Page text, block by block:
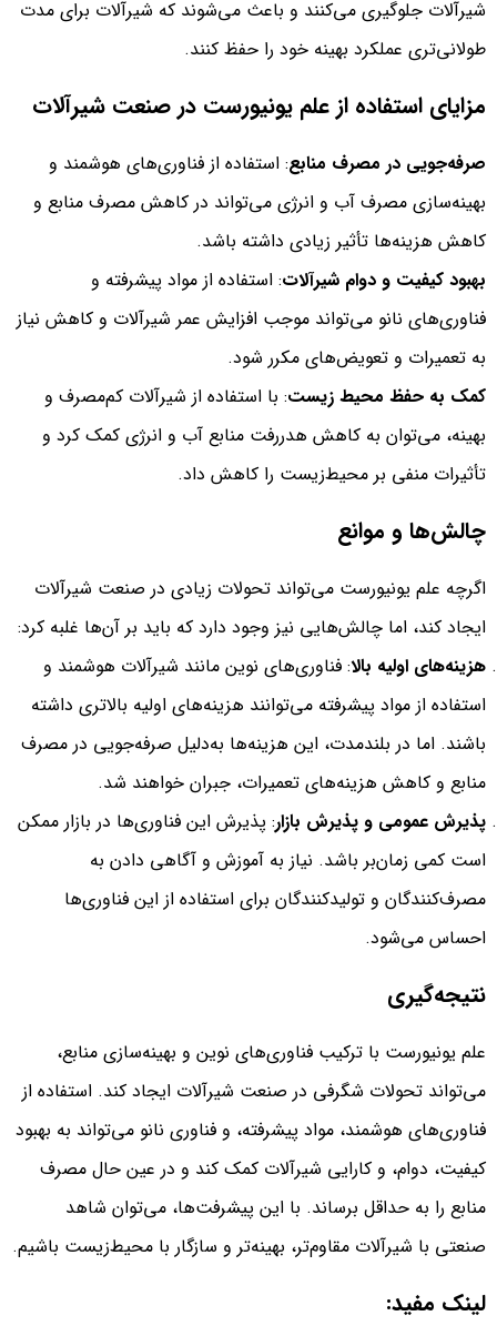
شیرآلات جلوگیری می‌کنند و باعث می‌شوند که شیرآلات برای مدت
طولانی‌تری عملکرد بهینه خود را حفظ کنند.
مزایای استفاده از علم یونیورست در صنعت شیرآلات
صرفه‌جویی در مصرف منابع: استفاده از فناوری‌های هوشمند و
بهینه‌سازی مصرف آب و انرژی می‌تواند در کاهش مصرف منابع و
کاهش هزینه‌ها تأثیر زیادی داشته باشد.
بهبود کیفیت و دوام شیرآلات: استفاده از مواد پیشرفته و
فناوری‌های نانو می‌تواند موجب افزایش عمر شیرآلات و کاهش نیاز
به تعمیرات و تعویض‌های مکرر شود.
کمک به حفظ محیط‌ زیست: با استفاده از شیرآلات کم‌مصرف و
بهینه، می‌توان به کاهش هدررفت منابع آب و انرژی کمک کرد و
تأثیرات منفی بر محیط‌زیست را کاهش داد.
چالش‌ها و موانع
اگرچه علم یونیورست می‌تواند تحولات زیادی در صنعت شیرآلات
ایجاد کند، اما چالش‌هایی نیز وجود دارد که باید بر آن‌ها غلبه کرد:
هزینه‌های اولیه بالا: فناوری‌های نوین مانند شیرآلات هوشمند و
استفاده از مواد پیشرفته می‌توانند هزینه‌های اولیه بالاتری داشته
باشند. اما در بلندمدت، این هزینه‌ها به‌دلیل صرفه‌جویی در مصرف
منابع و کاهش هزینه‌های تعمیرات، جبران خواهند شد.
پذیرش عمومی و پذیرش بازار: پذیرش این فناوری‌ها در بازار ممکن
است کمی زمان‌بر باشد. نیاز به آموزش و آگاهی دادن به
مصرف‌کنندگان و تولیدکنندگان برای استفاده از این فناوری‌ها
احساس می‌شود.
نتیجه‌گیری
علم یونیورست با ترکیب فناوری‌های نوین و بهینه‌سازی منابع،
می‌تواند تحولات شگرفی در صنعت شیرآلات ایجاد کند. استفاده از
فناوری‌های هوشمند، مواد پیشرفته، و فناوری نانو می‌تواند به بهبود
کیفیت، دوام، و کارایی شیرآلات کمک کند و در عین حال مصرف
منابع را به حداقل برساند. با این پیشرفت‌ها، می‌توان شاهد
صنعتی با شیرآلات مقاوم‌تر، بهینه‌تر و سازگار با محیط‌زیست باشیم.
لینک مفید: